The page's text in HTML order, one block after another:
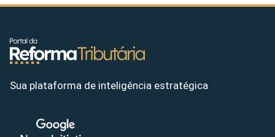
Sua plataforma de inteligência estratégica